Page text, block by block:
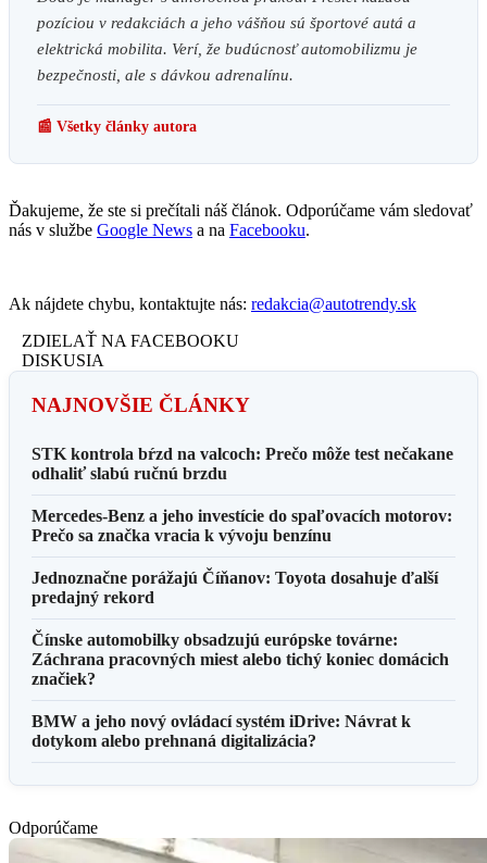
pozíciou v redakciách a jeho vášňou sú športové autá a
elektrická mobilita. Verí, že budúcnosť automobilizmu je
bezpečnosti, ale s dávkou adrenalínu.
📰 Všetky články autora
Ďakujeme, že ste si prečítali náš článok. Odporúčame vám sledovať
nás v službe Google News a na Facebooku.
Ak nájdete chybu, kontaktujte nás: redakcia@autotrendy.sk
ZDIELAŤ NA FACEBOOKU
DISKUSIA
NAJNOVŠIE ČLÁNKY
STK kontrola bŕzd na valcoch: Prečo môže test nečakane
odhaliť slabú ručnú brzdu
Mercedes-Benz a jeho investície do spaľovacích motorov:
Prečo sa značka vracia k vývoju benzínu
Jednoznačne porážajú Číňanov: Toyota dosahuje ďalší
predajný rekord
Čínske automobilky obsadzujú európske továrne:
Záchrana pracovných miest alebo tichý koniec domácich
značiek?
BMW a jeho nový ovládací systém iDrive: Návrat k
dotykom alebo prehnaná digitalizácia?
Odporúčame